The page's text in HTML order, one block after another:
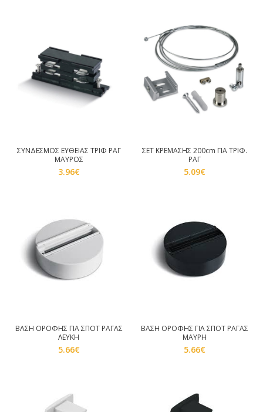
ΣΥΝΔΕΣΜΟΣ ΕΥΘΕΙΑΣ ΤΡΙΦ ΡΑΓ
ΜΑΥΡΟΣ
3.96€
ΣΕΤ ΚΡΕΜΑΣΗΣ 200cm ΓΙΑ ΤΡΙΦ.
ΡΑΓ
5.09€
ΒΑΣΗ ΟΡΟΦΗΣ ΓΙΑ ΣΠΟΤ ΡΑΓΑΣ
ΛΕΥΚΗ
5.66€
ΒΑΣΗ ΟΡΟΦΗΣ ΓΙΑ ΣΠΟΤ ΡΑΓΑΣ
ΜΑΥΡΗ
5.66€